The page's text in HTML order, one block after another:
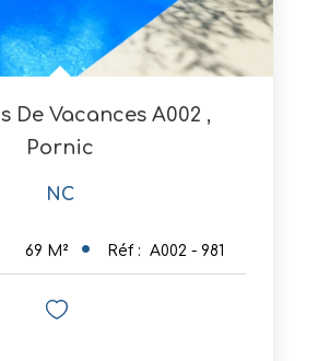
De Vacances A002 ,
Pornic
NC
69 M² Réf : A002 - 981